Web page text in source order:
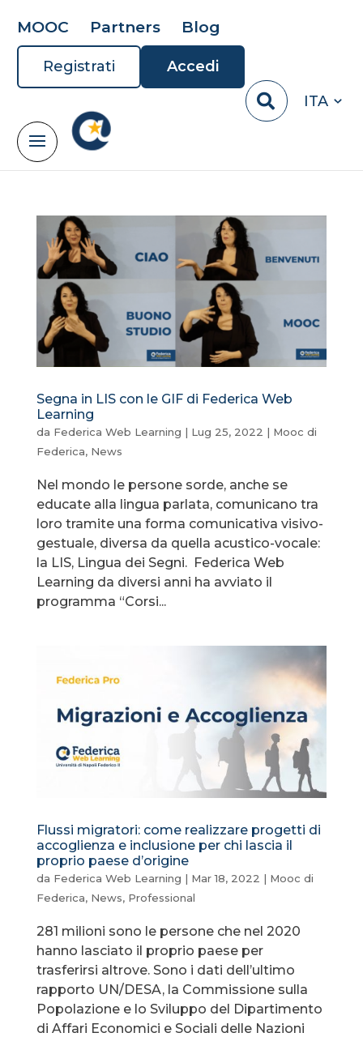
MOOC Partners Blog
Registrati
Accedi
ITA
Segna in LIS con le GIF di Federica Web
Learning
da Federica Web Learning | Lug 25, 2022 | Mooc di
Federica, News
Nel mondo le persone sorde, anche se
educate alla lingua parlata, comunicano tra
loro tramite una forma comunicativa visivo-
gestuale, diversa da quella acustico-vocale:
la LIS, Lingua dei Segni. Federica Web
Learning da diversi anni ha avviato il
programma “Corsi...
Flussi migratori: come realizzare progetti di
accoglienza e inclusione per chi lascia il
proprio paese d’origine
da Federica Web Learning | Mar 18, 2022 | Mooc di
Federica, News, Professional
281 milioni sono le persone che nel 2020
hanno lasciato il proprio paese per
trasferirsi altrove. Sono i dati dell’ultimo
rapporto UN/DESA, la Commissione sulla
Popolazione e lo Sviluppo del Dipartimento
di Affari Economici e Sociali delle Nazioni